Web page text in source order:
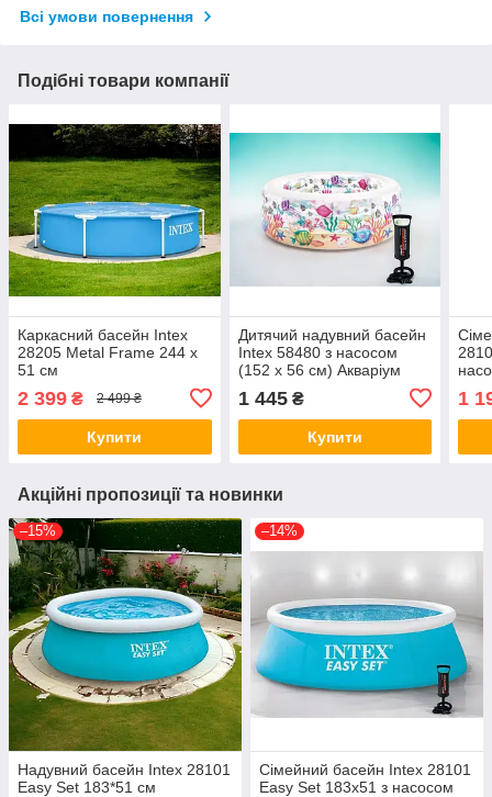
Всі умови повернення
Подібні товари компанії
Каркасний басейн Intex
28205 Metal Frame 244 x
51 см
2 399 ₴ 2 499 ₴
Купити
Дитячий надувний басейн
Intex 58480 з насосом
(152 х 56 см) Акваріум
1 445₴
Купити
1
Акційні пропозиції та новинки
–15%
Надувний басейн Intex 28101
Easy Set 183*51 см
–14%
Сімейний басейн Intex 28101
Easy Set 183х51 з насосом